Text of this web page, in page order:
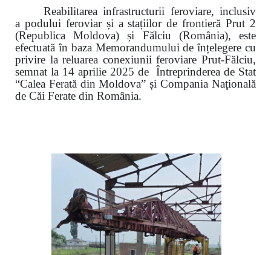
Reabilitarea infrastructurii feroviare, inclusiv
a podului feroviar și a stațiilor de frontieră Prut 2
(Republica Moldova) și Fălciu (România), este
efectuată în baza Memorandumului de înțelegere cu
privire la reluarea conexiunii feroviare Prut-Fălciu,
semnat la 14 aprilie 2025 de Întreprinderea de Stat
“Calea Ferată din Moldova” și Compania Naţională
de Căi Ferate din România.